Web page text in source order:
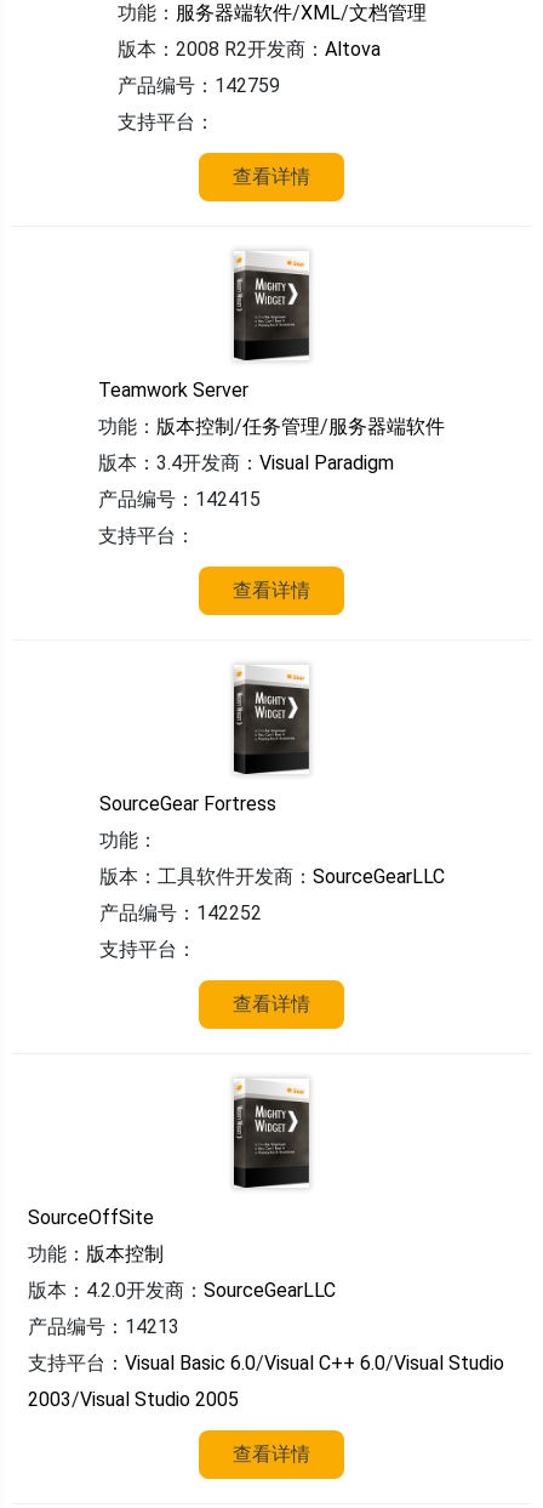
功能： 服务器端软件/XML/文档管理
版本：2008 R2开发商： Altova
产品编号：142759
支持平台：
查看详情
Teamwork Server
功能： 版本控制/任务管理/服务器端软件
版本：3.4开发商： Visual Paradigm
产品编号：142415
支持平台：
查看详情
SourceGear Fortress
功能：
版本：工具软件开发商： SourceGearLLC
产品编号：142252
支持平台：
查看详情
SourceOffSite
功能： 版本控制
版本：4.2.0开发商： SourceGearLLC
产品编号：14213
支持平台： Visual Basic 6.0/Visual C++ 6.0/Visual Studio
2003/Visual Studio 2005
查看详情